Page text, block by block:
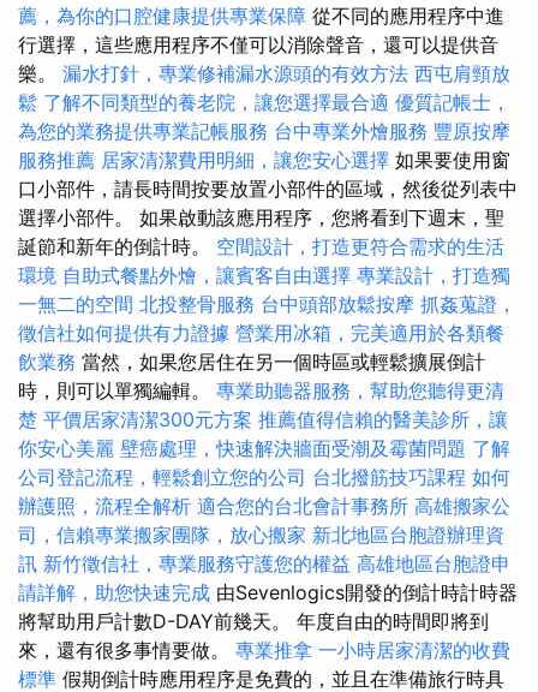
薦，為你的口腔健康提供專業保障 從不同的應用程序中進
行選擇，這些應用程序不僅可以消除聲音，還可以提供音
樂。 漏水打針，專業修補漏水源頭的有效方法 西屯肩頸放
鬆 了解不同類型的養老院，讓您選擇最合適 優質記帳士，
為您的業務提供專業記帳服務 台中專業外燴服務 豐原按摩
服務推薦 居家清潔費用明細，讓您安心選擇 如果要使用窗
口小部件，請長時間按要放置小部件的區域，然後從列表中
選擇小部件。 如果啟動該應用程序，您將看到下週末，聖
誕節和新年的倒計時。 空間設計，打造更符合需求的生活
環境 自助式餐點外燴，讓賓客自由選擇 專業設計，打造獨
一無二的空間 北投整骨服務 台中頭部放鬆按摩 抓姦蒐證，
徵信社如何提供有力證據 營業用冰箱，完美適用於各類餐
飲業務 當然，如果您居住在另一個時區或輕鬆擴展倒計
時，則可以單獨編輯。 專業助聽器服務，幫助您聽得更清
楚 平價居家清潔300元方案 推薦值得信賴的醫美診所，讓
你安心美麗 壁癌處理，快速解決牆面受潮及霉菌問題 了解
公司登記流程，輕鬆創立您的公司 台北撥筋技巧課程 如何
辦護照，流程全解析 適合您的台北會計事務所 高雄搬家公
司，信賴專業搬家團隊，放心搬家 新北地區台胞證辦理資
訊 新竹徵信社，專業服務守護您的權益 高雄地區台胞證申
請詳解，助您快速完成 由Sevenlogics開發的倒計時計時器
將幫助用戶計數D-DAY前幾天。 年度自由的時間即將到
來，還有很多事情要做。 專業推拿 一小時居家清潔的收費
標準 假期倒計時應用程序是免費的，並且在準備旅行時具